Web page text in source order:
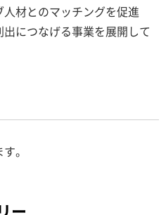
材とのマッチングを促進
につなげる事業を展開して
。